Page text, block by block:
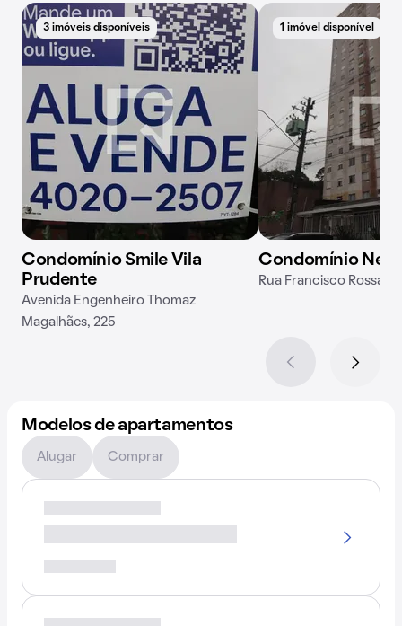
3 imóveis disponíveis
Condomínio Smile Vila
Prudente
Avenida Engenheiro Thomaz
Magalhães, 225
1 imóvel disponível
Condomínio New
Rua Francisco
Modelos de apartamentos
Alugar Comprar